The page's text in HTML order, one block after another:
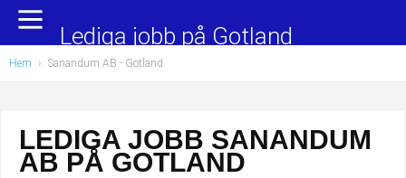
Yrkesområden
Administration, ekonomi, juridik
Chefer och verksamhetsledare
Populära jobb
Undersköterska, hemtjänst och äldreboende
Barnskötare
Lediga jobb på Gotland
Hem › Sanandum AB - Gotland
LEDIGA JOBB SANANDUM
AB PÅ GOTLAND